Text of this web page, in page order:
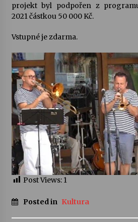
22. 7. 2026
Vysočinka
17. 7. 2026
Ozvěny prázdnin
14. 7. 2026
Za kulturou kousek za
odkaz Josefa Čapka
projekt byl podpořen z
2021 částkou 50 000 Kč.
Vstupné je zdarma.
Post Views: 1
Posted in Kultura